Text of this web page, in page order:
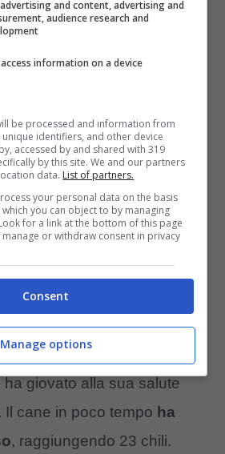
spezza il cuore
quel momento, le sue
avuto un miglioramento
giovato alla sua salute
Il cane in poco tempo ha
, raggiungendo 23 chili.
and content, advertising and
audience research and
information on a device
be processed and information from
identifiers, and other device
accessed by and shared with 319
by this site. We and our partners
data. List of partners.
your personal data on the basis
you can object to by managing
for a link at the bottom of this page
or withdraw consent in privacy
Consent
Manage options